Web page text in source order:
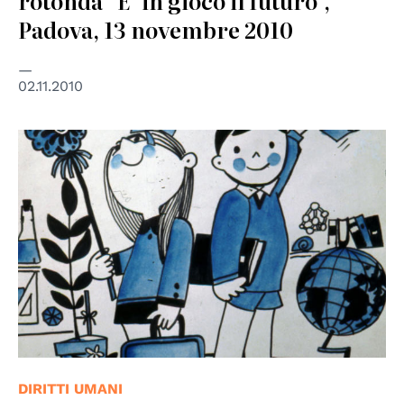
Padova, 13 novembre 2010
02.11.2010
© UNESCO
DIRITTI UMANI